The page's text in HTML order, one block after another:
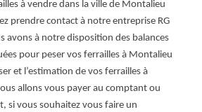
à vendre dans la ville de Montalieu
prendre contact à notre entreprise RG
avons à notre disposition des balances
pour peser vos ferrailles à Montalieu
et l’estimation de vos ferrailles à
allons vous payer au comptant ou
si vous souhaitez vous faire un